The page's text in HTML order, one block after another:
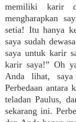
memiliki karir
mengharapkan
setia! Itu hanya
saya sudah
saya untuk karir
karir saya!” Oh
Anda lihat,
Perbedaan antara
teladan Paulus,
sekarang ini.